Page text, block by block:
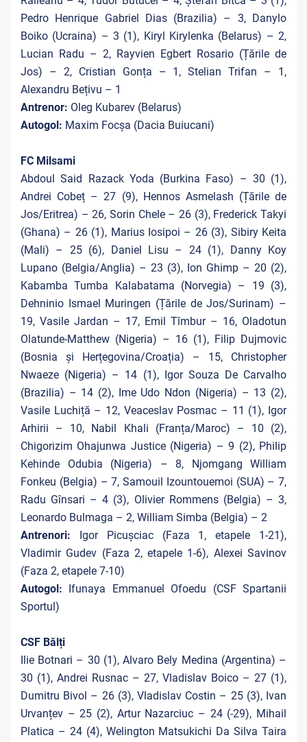
Pedro Henrique Gabriel Dias (Brazilia) – 3, Danylo
Boiko (Ucraina) – 3 (1), Kiryl Kirylenka (Belarus) – 2,
Lucian Radu – 2, Rayvien Egbert Rosario (Țările de
Jos) – 2, Cristian Gonța – 1, Stelian Trifan – 1,
Alexandru Bețivu – 1
Antrenor: Oleg Kubarev (Belarus)
Autogol: Maxim Focșa (Dacia Buiucani)
FC Milsami
Abdoul Said Razack Yoda (Burkina Faso) – 30 (1),
Andrei Cobeț – 27 (9), Hennos Asmelash (Țările de
Jos/Eritrea) – 26, Sorin Chele – 26 (3), Frederick Takyi
(Ghana) – 26 (1), Marius Iosipoi – 26 (3), Sibiry Keita
(Mali) – 25 (6), Daniel Lisu – 24 (1), Danny Koy
Lupano (Belgia/Anglia) – 23 (3), Ion Ghimp – 20 (2),
Kabamba Tumba Kalabatama (Norvegia) – 19 (3),
Dehninio Ismael Muringen (Țările de Jos/Surinam) –
19, Vasile Jardan – 17, Emil Tîmbur – 16, Oladotun
Olatunde-Matthew (Nigeria) – 16 (1), Filip Dujmovic
(Bosnia și Herțegovina/Croația) – 15, Christopher
Nwaeze (Nigeria) – 14 (1), Igor Souza De Carvalho
(Brazilia) – 14 (2), Ime Udo Ndon (Nigeria) – 13 (2),
Vasile Luchiță – 12, Veaceslav Posmac – 11 (1), Igor
Arhirii – 10, Nabil Khali (Franța/Maroc) – 10 (2),
Chigorizim Ohajunwa Justice (Nigeria) – 9 (2), Philip
Kehinde Odubia (Nigeria) – 8, Njomgang William
Fonkeu (Belgia) – 7, Samouil Izountouemoi (SUA) – 7,
Radu Gînsari – 4 (3), Olivier Rommens (Belgia) – 3,
Leonardo Bulmaga – 2, William Simba (Belgia) – 2
Antrenori: Igor Picușciac (Faza 1, etapele 1-21),
Vladimir Gudev (Faza 2, etapele 1-6), Alexei Savinov
(Faza 2, etapele 7-10)
Autogol: Ifunaya Emmanuel Ofoedu (CSF Spartanii
Sportul)
CSF Bălți
Ilie Botnari – 30 (1), Alvaro Bely Medina (Argentina) –
30 (1), Andrei Rusnac – 27, Vladislav Boico – 27 (1),
Dumitru Bivol – 26 (3), Vladislav Costin – 25 (3), Ivan
Urvanțev – 25 (2), Artur Nazarciuc – 24 (-29), Mihail
Platica – 24 (4), Welington Matsukichi Da Silva Taira